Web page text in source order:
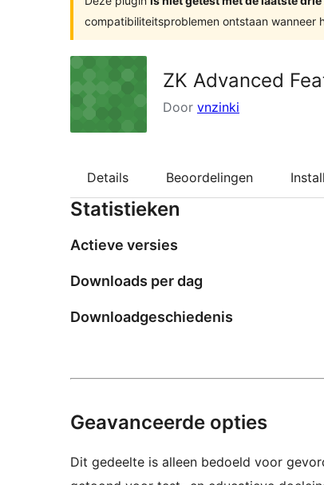
compatibiliteitsproblemen ontstaan wanneer
ZK Advanced
Door vnzinki
Details Beoordelingen
Statistieken
Actieve versies
Downloads per dag
Downloadgeschiedenis
Geavanceerde opties
Dit gedeelte is alleen bedoeld voor